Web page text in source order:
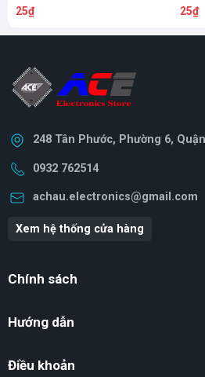
25₫ 25₫
248 Tân Phước, Phường 6,
0932 762514
achau.electronics@gmail.com
Xem hệ thống cửa hàng
Chính sách
Hướng dẫn
Điều khoản